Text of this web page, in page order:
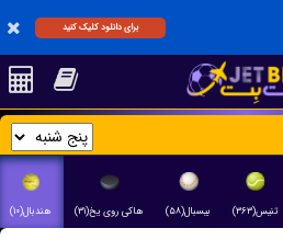
برای دانلود کلیک کنید
تنیس(۳۶۳) بیسبال(۵۸) هاکی روی یخ(۳۱) هندبال(۱۰)